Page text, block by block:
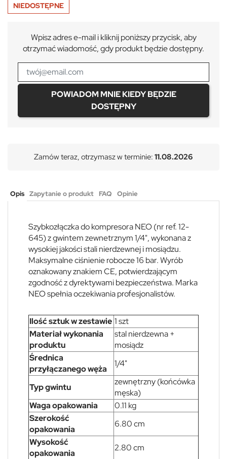
NIEDOSTĘPNE
Wpisz adres e-mail i kliknij poniższy przycisk, aby
otrzymać wiadomość, gdy produkt będzie dostępny.
POWIADOM MNIE KIEDY BĘDZIE
DOSTĘPNY
Zamów teraz, otrzymasz w terminie: 11.08.2026
Opis Zapytanie o produkt FAQ Opinie
Szybkozłączka do kompresora NEO (nr ref. 12-
645) z gwintem zewnetrznym 1/4", wykonana z
wysokiej jakości stali nierdzewnej i mosiądzu.
Maksymalne ciśnienie robocze 16 bar. Wyrób
oznakowany znakiem CE, potwierdzającym
zgodność z dyrektywami bezpieczeństwa. Marka
NEO spełnia oczekiwania profesjonalistów.
Ilość sztuk w zestawie 1 szt
Materiał wykonania
produktu
stal nierdzewna +
mosiądz
Średnica
przyłączanego węża
1/4"
Typ gwintu
zewnętrzny (końcówka
męska)
Waga opakowania
0.11 kg
Szerokość
opakowania
6.80 cm
Wysokość
opakowania
2.80 cm